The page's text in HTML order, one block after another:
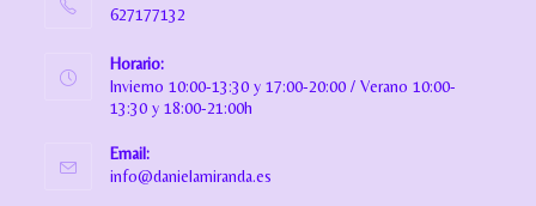
627177132
Horario:
Invierno 10:00-13:30 y 17:00-20:00 / Verano 10:00-
13:30 y 18:00-21:00h
Email:
info@danielamiranda.es